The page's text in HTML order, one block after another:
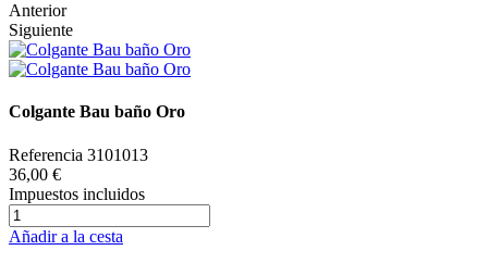
Anterior
Siguiente
Colgante Bau baño Oro
Referencia 3101013
36,00 €
Impuestos incluidos
Añadir a la cesta